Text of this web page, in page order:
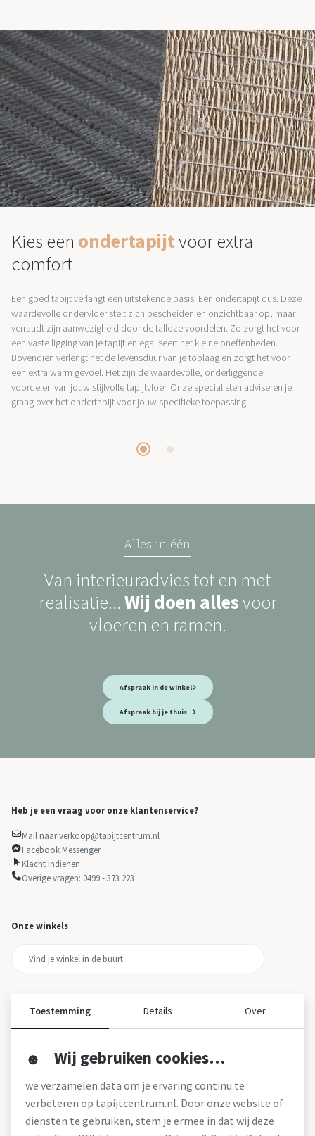
Kies een ondertapijtvoor extra
comfort
Een goed tapijt verlangt een uitstekende basis. Een ondertapijt dus. Deze
waardevolle ondervloer stelt zich bescheiden en onzichtbaar op, maar
verraadt zijn aanwezigheid door de talloze voordelen. Zo zorgt het voor
een vaste ligging van je tapijt en egaliseert het kleine oneffenheden.
Bovendien verlengt het de levensduur van je toplaag en zorgt het voor
een extra warm gevoel. Het zijn de waardevolle, onderliggende
voordelen van jouw stijlvolle tapijtvloer. Onze specialisten adviseren je
graag over het ondertapijt voor jouw specifieke toepassing.
Alles in één
Van interieuradvies tot en met
realisatie... Wij doen allesvoor
vloeren en ramen.
Afspraak in de winkel
Afspraak bij je thuis
Heb je een vraag voor onze klantenservice?
Mail naar verkoop@tapijtcentrum.nl
Facebook Messenger
Klacht indienen
Overige vragen: 0499 - 373 223
Onze winkels
Over tapijtcentrum
Werken bij
Toestemming Details Over
Wij gebruiken cookies…
we verzamelen data om je ervaring continu te
verbeteren op tapijtcentrum.nl. Door onze website of
diensten te gebruiken, stem je ermee in dat wij deze